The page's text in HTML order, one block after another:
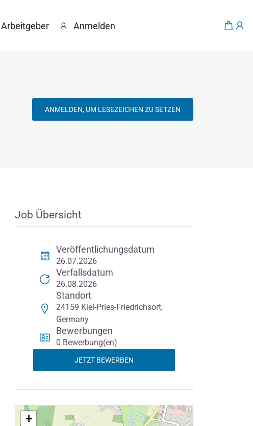
Arbeitgeber Anmelden
ANMELDEN, UM LESEZEICHEN ZU SETZEN
Job Übersicht
Veröffentlichungsdatum
26.07.2026
Verfallsdatum
26.08.2026
Standort
24159 Kiel-Pries-Friedrichsort,
Germany
Bewerbungen
0 Bewerbung(en)
JETZT BEWERBEN
+